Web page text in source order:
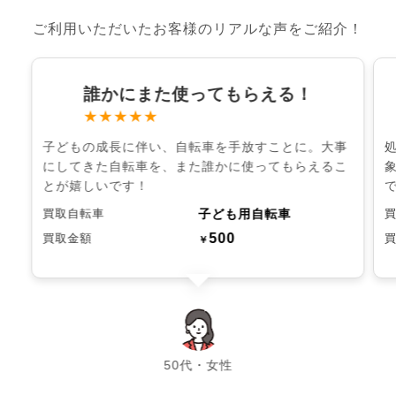
ご利用いただいたお客様のリアルな声をご紹介！
誰かにまた使ってもらえる！
★★★★★
子どもの成長に伴い、自転車を手放すことに。大事
にしてきた自転車を、また誰かに使ってもらえるこ
とが嬉しいです！
買取自転車 子ども用自転車
買取金額 ￥500
50代・女性
chevron_left chevron_right